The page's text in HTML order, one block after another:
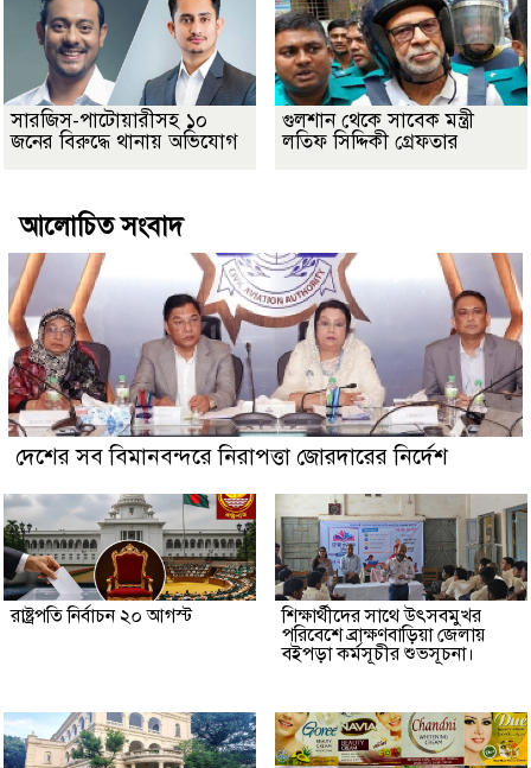
সারজিস-পাটোয়ারীসহ ১০
জনের বিরুদ্ধে থানায় অভিযোগ
গুলশান থেকে সাবেক মন্ত্রী
লতিফ সিদ্দিকী গ্রেফতার
আলোচিত সংবাদ
দেশের সব বিমানবন্দরে নিরাপত্তা জোরদারের নির্দেশ
রাষ্ট্রপতি নির্বাচন ২০ আগস্ট
শিক্ষার্থীদের সাথে উৎসবমুখর
পরিবেশে ব্রাক্ষণবাড়িয়া জেলায়
বইপড়া কর্মসূচীর শুভসূচনা।